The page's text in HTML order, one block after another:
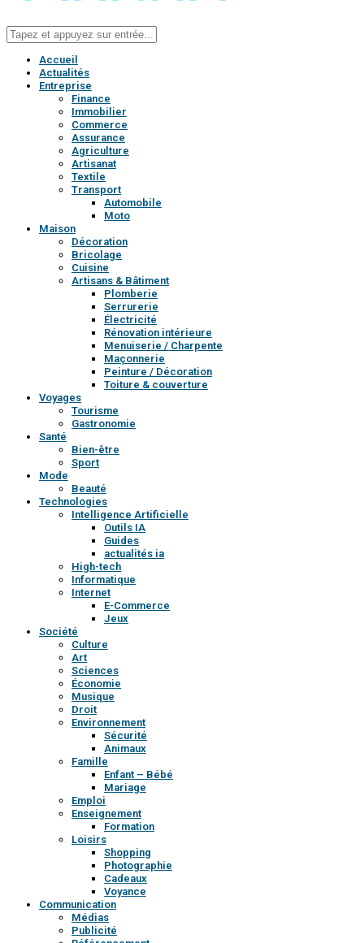
Accueil
Actualités
Entreprise
Finance
Immobilier
Commerce
Assurance
Agriculture
Artisanat
Textile
Transport
Automobile
Moto
Maison
Décoration
Bricolage
Cuisine
Artisans & Bâtiment
Plomberie
Serrurerie
Électricité
Rénovation intérieure
Menuiserie / Charpente
Maçonnerie
Peinture / Décoration
Toiture & couverture
Voyages
Tourisme
Gastronomie
Santé
Bien-être
Sport
Mode
Beauté
Technologies
Intelligence Artificielle
Outils IA
Guides
actualités ia
High-tech
Informatique
Internet
E-Commerce
Jeux
Société
Culture
Art
Sciences
Économie
Musique
Droit
Environnement
Sécurité
Animaux
Famille
Enfant – Bébé
Mariage
Emploi
Enseignement
Formation
Loisirs
Shopping
Photographie
Cadeaux
Voyance
Communication
Médias
Publicité